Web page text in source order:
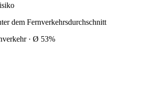
dem Fernverkehrsdurchschnitt
· Ø 53%